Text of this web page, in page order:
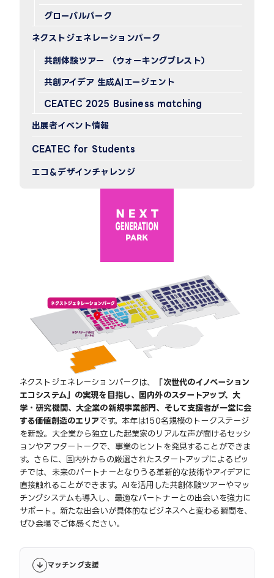
グローバルパーク
ネクストジェネレーションパーク
共創体験ツアー （ウォーキングブレスト）
共創アイデア 生成AIエージェント
CEATEC 2025 Business matching
出展者イベント情報
CEATEC for Students
エコ＆デザインチャレンジ
ネクストジェネレーションパークは、
「次世代のイノベーション
エコシステム」の実現を目指し、国内外のスタートアップ、大
学・研究機関、大企業の新規事業部門、そして支援者が一堂に会
する価値創造のエリアです。本年は150名規模のトークステージ
を新設。大企業から独立した起業家のリアルな声が聞けるセッシ
ョンやアフタートークで、事業のヒントを発見することができま
す。さらに、国内外からの厳選されたスタートアップによるピッ
チでは、未来のパートナーとなりうる革新的な技術やアイデアに
直接触れることができます。AIを活用した共創体験ツアーやマッ
チングシステムも導入し、最適なパートナーとの出会いを強力に
サポート。新たな出会いが具体的なビジネスへと変わる瞬間を、
ぜひ会場でご体感ください。
マッチング支援